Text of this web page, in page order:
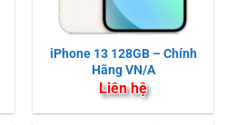
iPhone 13 128GB – Chính
Hãng VN/A
Liên hệ